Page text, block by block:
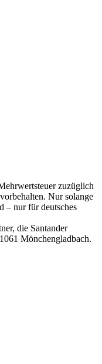
zuzüglich
Nur solange
– nur für deutsches
die Santander
Mönchengladbach.